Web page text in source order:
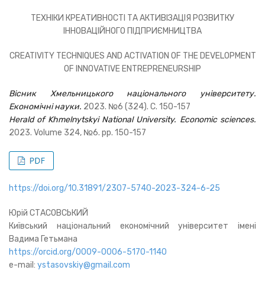
ТЕХНІКИ КРЕАТИВНОСТІ ТА АКТИВІЗАЦІЯ РОЗВИТКУ
ІННОВАЦІЙНОГО ПІДПРИЄМНИЦТВА
CREATIVITY TECHNIQUES AND ACTIVATION OF THE DEVELOPMENT
OF INNOVATIVE ENTREPRENEURSHIP
Вісник Хмельницького національного університету.
Економічні науки. 2023. №6 (324). C. 150-157
Herald of Khmelnytskyi National University. Economic sciences.
2023. Volume 324, №6. pp. 150-157
https://doi.org/10.31891/2307-5740-2023-324-6-25
Юрій СТАСОВСЬКИЙ
Київський національний економічний університет імені
Вадима Гетьмана
https://orcid.org/0009-0006-5170-1140
e-mail: ystasovskiy@gmail.com